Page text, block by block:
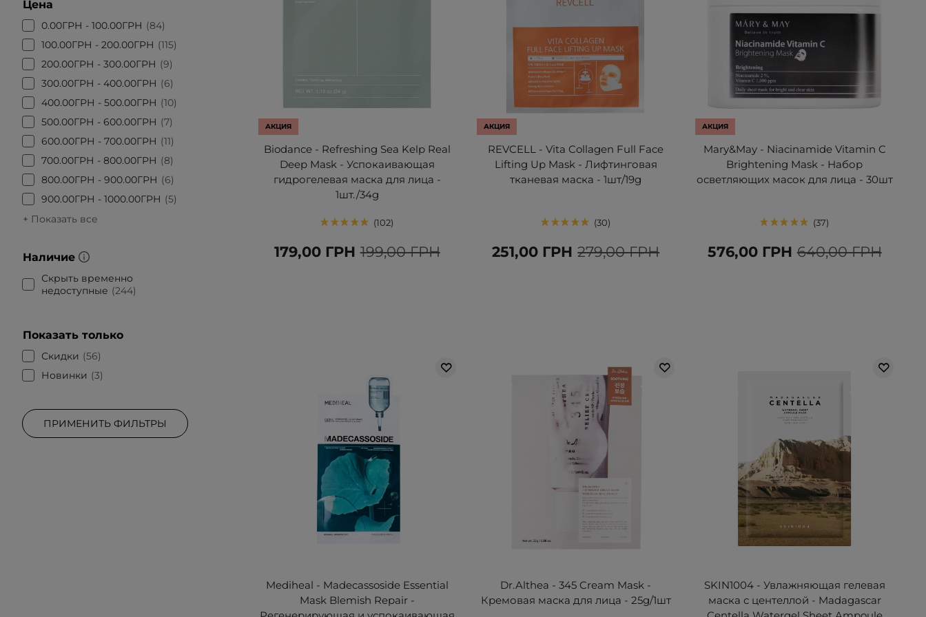
Цена
0.00ГРН - 100.00ГРН
84
100.00ГРН - 200.00ГРН
115
200.00ГРН - 300.00ГРН
9
300.00ГРН - 400.00ГРН
6
400.00ГРН - 500.00ГРН
10
500.00ГРН - 600.00ГРН
7
600.00ГРН - 700.00ГРН
11
700.00ГРН - 800.00ГРН
8
800.00ГРН - 900.00ГРН
6
900.00ГРН - 1000.00ГРН
5
+ Показать все
Наличие
Скрыть временно
недоступные
244
Показать только
Скидки
56
Новинки
3
ПРИМЕНИТЬ ФИЛЬТРЫ
АКЦИЯ
Biodance - Refreshing Sea Kelp Real
Deep Mask - Успокаивающая
гидрогелевая маска для лица -
1шт./34g
102
199,00 ГРН
179,00 ГРН
АКЦИЯ
REVCELL - Vita Collagen Full Face
Lifting Up Mask - Лифтинговая
тканевая маска - 1шт/19g
30
279,00 ГРН
251,00 ГРН
АКЦИЯ
Mary&May - Niacinamide Vitamin C
Brightening Mask - Набор
осветляющих масок для лица - 30шт
37
640,00 ГРН
576,00 ГРН
Mediheal - Madecassoside Essential
Mask Blemish Repair -
Dr.Althea - 345 Cream Mask -
Кремовая маска для лица - 25g/1шт
SKIN1004 - Увлажняющая гелевая
маска с центеллой - Madagascar